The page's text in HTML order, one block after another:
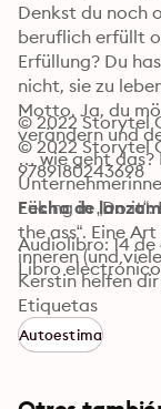
Denkst du noch
beruflich erfüllt
Erfüllung? Du
nicht, sie zu
Motto. Ja, du
verändern und
… wie geht das?
Lüking in „Do
the ass“. Eine
inneren (und
Kerstin helfen
und dein
Sie erklären dir
realistische
© 2022 Storytel
© 2022 Storytel
9789180243698
Fecha de
Audiolibro: 14
Libro
Etiquetas
Autoestima